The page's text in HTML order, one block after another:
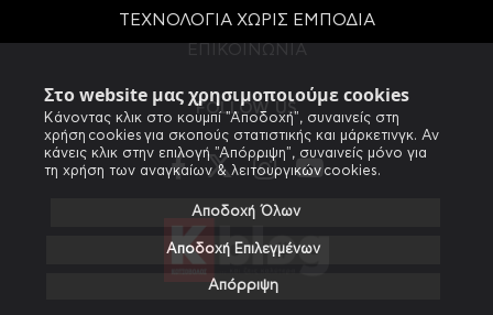
Στο website μας χρησιμοποιούμε cookies
Κάνοντας κλικ στο κουμπί "Αποδοχή", συναινείς στη
χρήση cookies για σκοπούς στατιστικής και μάρκετινγκ. Αν
κάνεις κλικ στην επιλογή "Απόρριψη", συναινείς μόνο για
τη χρήση των αναγκαίων & λειτουργικών cookies.
Αποδοχή Όλων
Αποδοχή Επιλεγμένων
Απόρριψη
ΤΕΧΝΟΛΟΓΙΑ ΧΩΡΙΣ ΕΜΠΟΔΙΑ
FOLLOW US